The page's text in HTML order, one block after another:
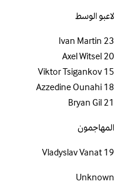
لاعبو الوسط
23
Ivan Martin
20
Axel Witsel
15
Viktor Tsigankov
18
Azzedine Ounahi
21
Bryan Gil
المهاجمون
19
Vladyslav Vanat
Unknown